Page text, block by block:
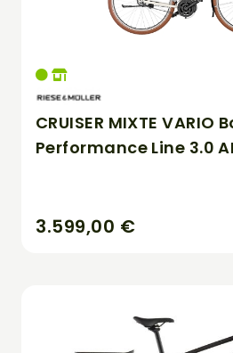
CRUISER MIXTE VARIO
Performance Line 3.0
3.599,00 €